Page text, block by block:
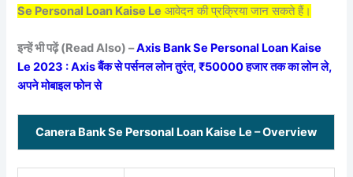
Se Personal Loan Kaise Le आवेदन की प्रक्रिया जान सकते हैं।
इन्हें भी पढ़ें (Read Also) –Axis Bank Se Personal Loan Kaise
Le 2023 : Axis बैंक से पर्सनल लोन तुरंत, ₹50000 हजार तक का लोन ले,
अपने मोबाइल फोन से
Canera Bank Se Personal Loan Kaise Le – Overview